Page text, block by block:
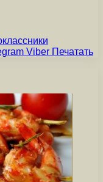
Viber Печатать